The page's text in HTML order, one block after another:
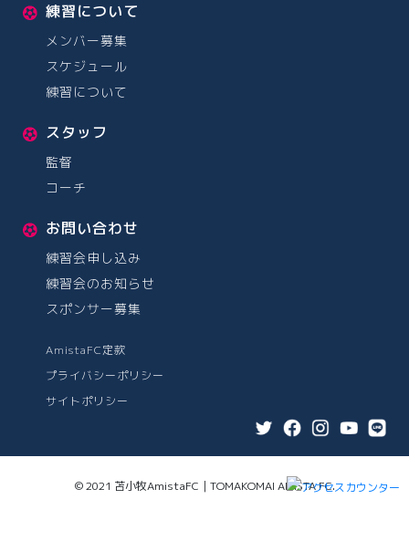
練習について
メンバー募集
スケジュール
練習について
スタッフ
監督
コーチ
お問い合わせ
練習会申し込み
練習会のお知らせ
スポンサー募集
AmistaFC定款
プライバシーポリシー
サイトポリシー
© 2021 苫小牧AmistaFC｜TOMAKOMAI AMISTA FC.